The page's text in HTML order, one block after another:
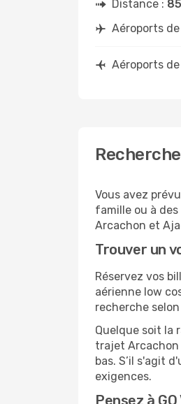
Distance :
Aéroports
Aéroports
Vous avez
famille ou à
Arcachon et
Trouver un
Réservez vos
aérienne low
recherche
Quelque soit la
trajet Arcachon
bas. S’il s'agit
exigences.
Pensez à